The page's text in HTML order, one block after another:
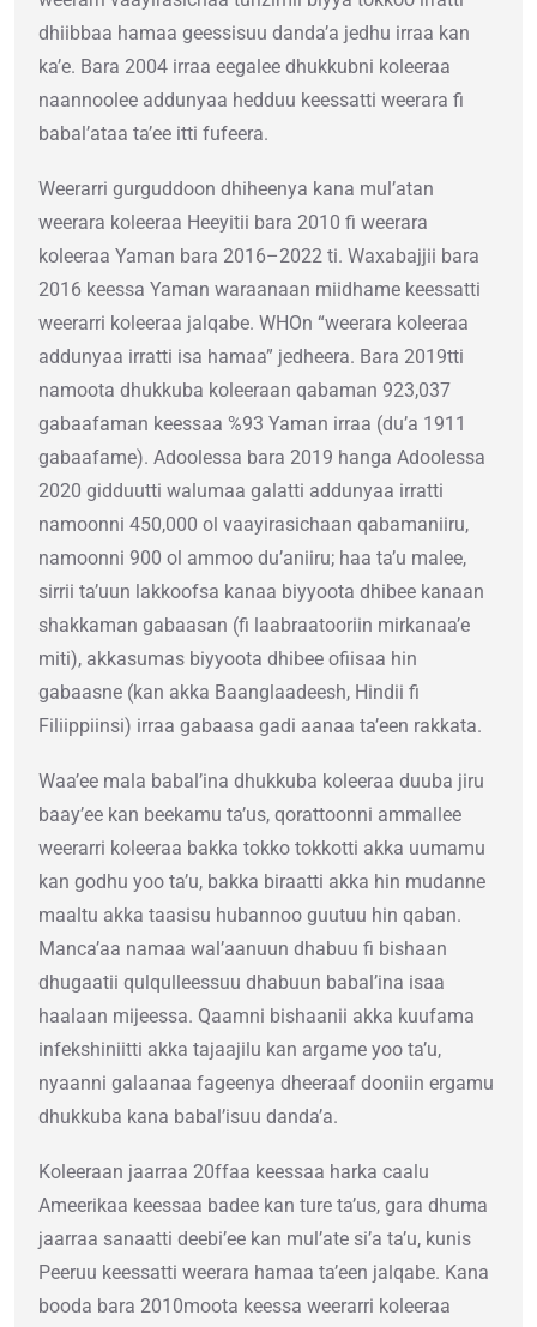
dhiibbaa hamaa geessisuu danda’a jedhu irraa kan
ka’e. Bara 2004 irraa eegalee dhukkubni koleeraa
naannoolee addunyaa hedduu keessatti weerara fi
babal’ataa ta’ee itti fufeera.
Weerarri gurguddoon dhiheenya kana mul’atan
weerara koleeraa Heeyitii bara 2010 fi weerara
koleeraa Yaman bara 2016–2022 ti. Waxabajjii bara
2016 keessa Yaman waraanaan miidhame keessatti
weerarri koleeraa jalqabe. WHOn “weerara koleeraa
addunyaa irratti isa hamaa” jedheera. Bara 2019tti
namoota dhukkuba koleeraan qabaman 923,037
gabaafaman keessaa %93 Yaman irraa (du’a 1911
gabaafame). Adoolessa bara 2019 hanga Adoolessa
2020 gidduutti walumaa galatti addunyaa irratti
namoonni 450,000 ol vaayirasichaan qabamaniiru,
namoonni 900 ol ammoo du’aniiru; haa ta’u malee,
sirrii ta’uun lakkoofsa kanaa biyyoota dhibee kanaan
shakkaman gabaasan (fi laabraatooriin mirkanaa’e
miti), akkasumas biyyoota dhibee ofiisaa hin
gabaasne (kan akka Baanglaadeesh, Hindii fi
Filiippiinsi) irraa gabaasa gadi aanaa ta’een rakkata.
Waa’ee mala babal’ina dhukkuba koleeraa duuba jiru
baay’ee kan beekamu ta’us, qorattoonni ammallee
weerarri koleeraa bakka tokko tokkotti akka uumamu
kan godhu yoo ta’u, bakka biraatti akka hin mudanne
maaltu akka taasisu hubannoo guutuu hin qaban.
Manca’aa namaa wal’aanuun dhabuu fi bishaan
dhugaatii qulqulleessuu dhabuun babal’ina isaa
haalaan mijeessa. Qaamni bishaanii akka kuufama
infekshiniitti akka tajaajilu kan argame yoo ta’u,
nyaanni galaanaa fageenya dheeraaf dooniin ergamu
dhukkuba kana babal’isuu danda’a.
Koleeraan jaarraa 20ffaa keessaa harka caalu
Ameerikaa keessaa badee kan ture taʼus, gara dhuma
jaarraa sanaatti deebiʼee kan mulʼate siʼa taʼu, kunis
Peeruu keessatti weerara hamaa taʼeen jalqabe. Kana
booda bara 2010moota keessa weerarri koleeraa